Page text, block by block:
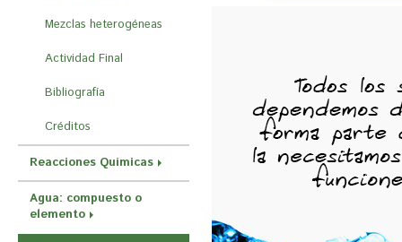
Mezclas heterogéneas
Actividad Final
Bibliografía
Créditos
Reacciones Químicas
Agua: compuesto o
elemento